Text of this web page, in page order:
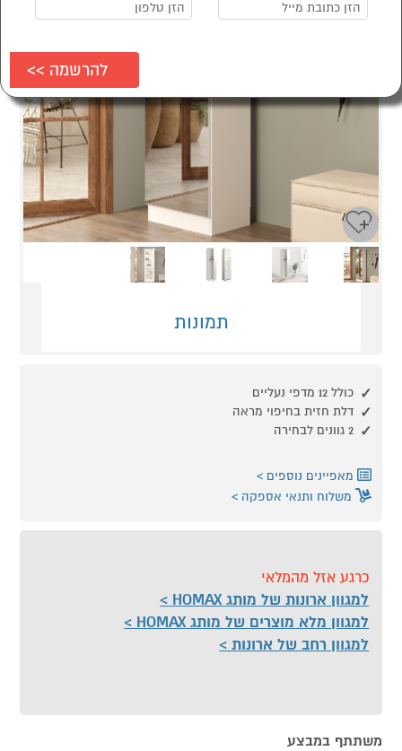
תמונות
כולל 12 מדפי נעליים
דלת חזית בחיפוי מראה
2 גוונים לבחירה
מאפיינים נוספים
משלוח ותנאי אספקה
כרגע אזל מהמלאי
למגוון ארונות של מותג HOMAX
למגוון מלא מוצרים של מותג HOMAX
למגוון רחב של ארונות
משתתף במבצע